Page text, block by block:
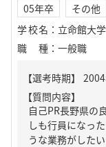
05年卒 その他
学校名 ： 立命館大学
職種 ： 一般職
【質問内容】
自己PR長野県の
しも行員になっ
うな業務がした